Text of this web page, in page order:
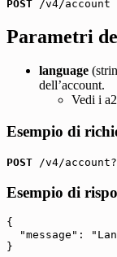
POST /v4/account
Parametri
language
dell’account.
Vedi i a2
Esempio di
POST /v4/
Esempio di
{
"message":
}